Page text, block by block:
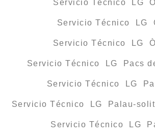
Servicio Técnico LG
Servicio Técnico LG
Servicio Técnico LG
Servicio Técnico LG Pacs
Servicio Técnico LG
Servicio Técnico LG Palau-
Servicio Técnico LG